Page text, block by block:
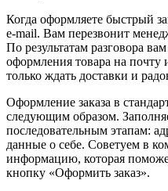
Когда оформляете быстрый
e-mail. Вам перезвонит
По результатам разговора
оформления товара на почту
только ждать доставки и
Оформление заказа в
следующим образом.
последовательным этапам:
данные о себе. Советуем в
информацию, которая
кнопку «Оформить заказ».